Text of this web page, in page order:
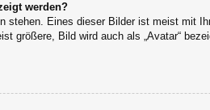
werden?
stehen. Eines dieser Bilder ist meist mit
größere, Bild wird auch als „Avatar“